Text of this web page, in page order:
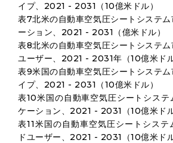
イプ、2021 - 2031（10億米ドル）
表7北米の自動車空気圧シートシステ
ーション、2021 - 2031（億米ドル）
表8北米の自動車空気圧シートシステ
ユーザー、2021 - 2031年（10億米ドル
表9米国の自動車空気圧シートシステ
イプ、2021 - 2031（10億米ドル）
表10米国の自動車空気圧シートシステ
ケーション、2021 - 2031（10億米ドル
表11米国の自動車空気圧シートシステ
ドユーザー、2021 - 2031（10億米ドル